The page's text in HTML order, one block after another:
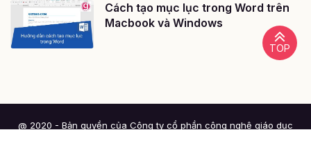
Cách tạo mục lục trong Word trên
Macbook và Windows
TOP
@ 2020 - Bản quyền của Công ty cổ phần công nghệ giáo dục